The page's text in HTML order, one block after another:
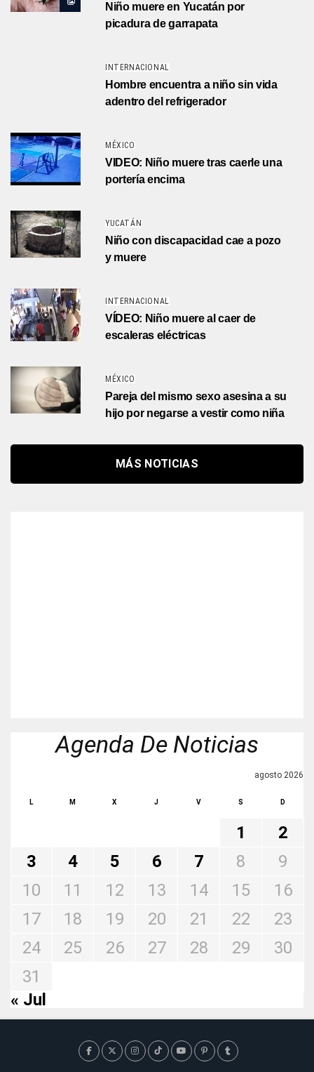
Niño muere en Yucatán por
picadura de garrapata
INTERNACIONAL
Hombre encuentra a niño sin vida
adentro del refrigerador
MÉXICO
VIDEO: Niño muere tras caerle una
portería encima
YUCATÁN
Niño con discapacidad cae a pozo
y muere
INTERNACIONAL
VÍDEO: Niño muere al caer de
escaleras eléctricas
MÉXICO
Pareja del mismo sexo asesina a su
hijo por negarse a vestir como niña
MÁS NOTICIAS
Agenda De Noticias
agosto 2026
L M X J V S D
1
2
3
4 5 6 7 8
9
10
11 12 13 14 15
16
17
18 19 20 21 22
23
24
25 26 27 28 29
30
31
« Jul